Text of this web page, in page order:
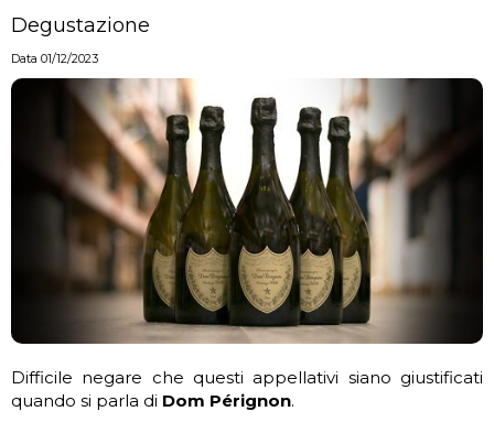
Degustazione
Data 01/12/2023
Difficile negare che questi appellativi siano giustificati
quando si parla di Dom Pérignon.